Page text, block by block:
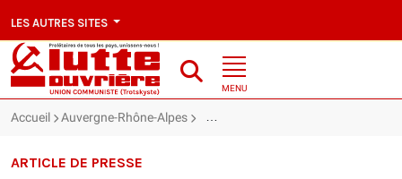
LES AUTRES SITES
MENU
Accueil Auvergne-Rhône-Alpes Romain Brossard (Lutte ouvrière) :
ARTICLE DE PRESSE